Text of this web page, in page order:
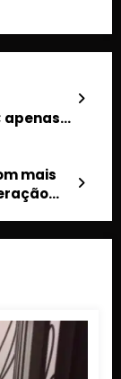
8
mais